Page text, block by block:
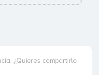
¿Quieres compartirlo